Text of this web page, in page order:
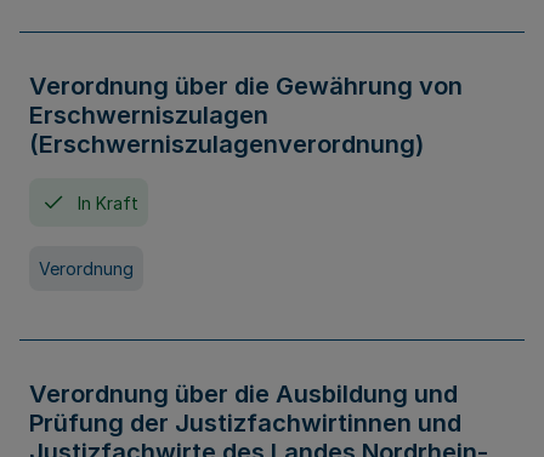
Verordnung über die Gewährung von
Erschwerniszulagen
(Erschwerniszulagenverordnung)
In Kraft
Verordnung
Verordnung über die Ausbildung und
Prüfung der Justizfachwirtinnen und